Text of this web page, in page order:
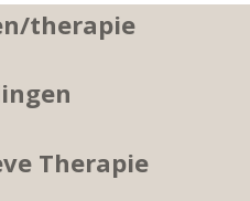
therapie
Therapie